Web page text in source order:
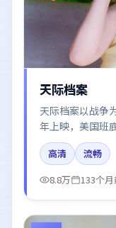
天际档案
天际档案以战争
年上映，美国班
玺在片中呈现细
化了情绪曲线。
高清
流畅
8.8万
133个